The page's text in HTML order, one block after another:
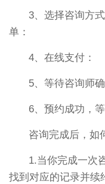
3、选择咨询方
单：
4、在线支付：
5、等待咨询师确
6、预约成功，
咨询完成后，如
1.当你完成一次
找到对应的记录并续